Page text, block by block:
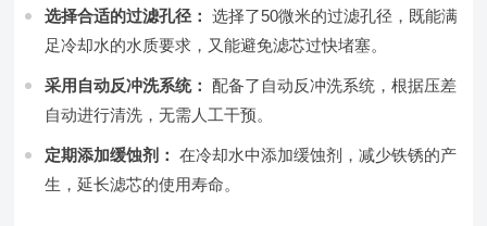
选择合适的过滤孔径： 选择了50微米的过滤孔径，既能满
足冷却水的水质要求，又能避免滤芯过快堵塞。
采用自动反冲洗系统： 配备了自动反冲洗系统，根据压差
自动进行清洗，无需人工干预。
定期添加缓蚀剂： 在冷却水中添加缓蚀剂，减少铁锈的产
生，延长滤芯的使用寿命。